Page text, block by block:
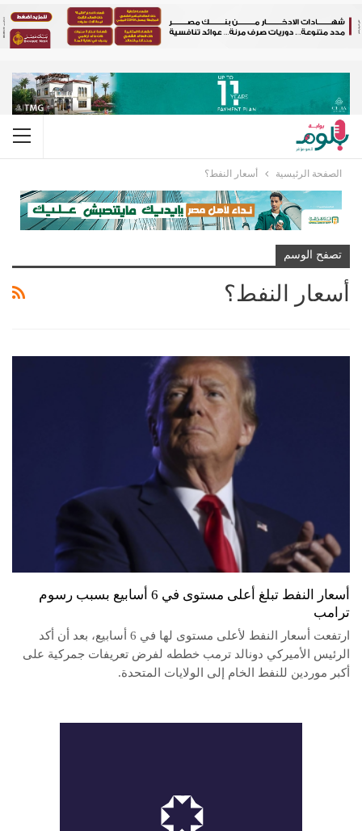
الصفحة الرئيسية أسعار النفط؟
تصفح الوسم
أسعار النفط؟
أسعار النفط تبلغ أعلى مستوى في 6 أسابيع بسبب رسوم
ترامب
ارتفعت أسعار النفط لأعلى مستوى لها في 6 أسابيع، بعد أن أكد
الرئيس الأميركي دونالد ترمب خططه لفرض تعريفات جمركية على
أكبر موردين للنفط الخام إلى الولايات المتحدة.